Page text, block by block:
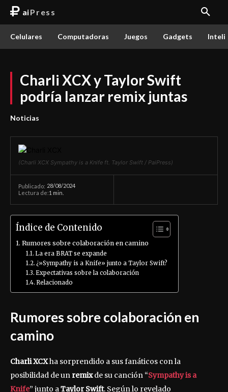
aiPress
Celulares Computadoras Juegos Gadgets
Charli XCX y Taylor Swift
podría lanzar remix juntas
Noticias
(Charli XCX Sympathy is a Knife ft. Taylor Swift / PaiPress)
Publicado: 28/08/2024
Lectura de:1 min.
Índice de Contenido
Rumores sobre colaboración en camino
La era BRAT se expande
¿»Sympathy is a Knife» junto a Taylor Swift?
Expectativas sobre la colaboración
Relacionado
Rumores sobre colaboración en
camino
Charli XCXha sorprendido a sus fanáticos con la
posibilidad de un remixde su canción “Sympathy is a
Knife” junto aTaylor Swift. Según lo revelado